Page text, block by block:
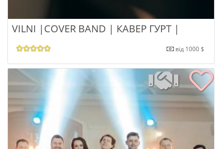
VILNI |COVER BAND | КАВЕР ГУРТ |
від 1000 $